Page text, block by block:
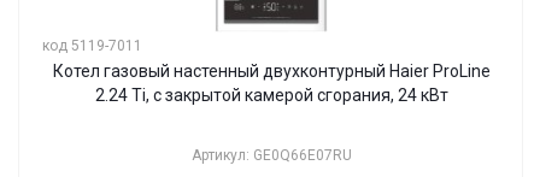
код 5119-7011
Котел газовый настенный двухконтурный Haier ProLine
2.24 Ti, с закрытой камерой сгорания, 24 кВт
Артикул: GE0Q66E07RU